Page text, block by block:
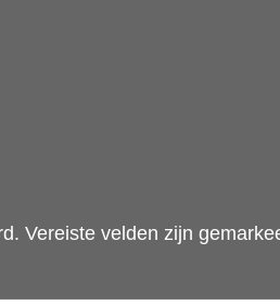
Vereiste velden zijn